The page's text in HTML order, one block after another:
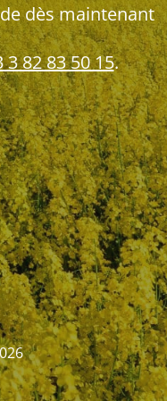
dès maintenant
3 82 83 50 15.